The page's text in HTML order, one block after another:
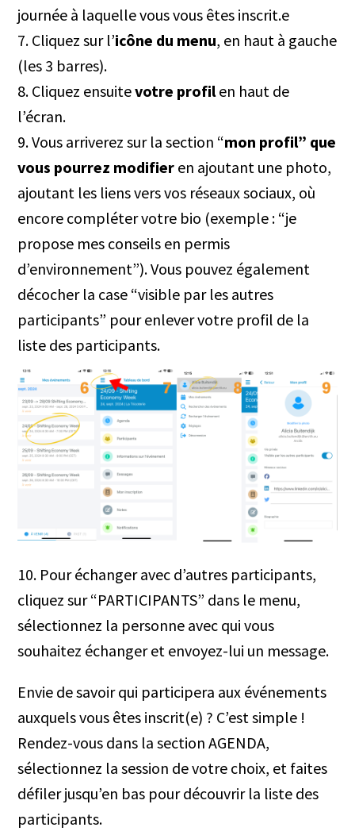
journée à laquelle vous vous êtes inscrit.e
7. Cliquez sur l’icône du menu, en haut à gauche
(les 3 barres).
8. Cliquez ensuitevotre profil en haut de
l’écran.
9. Vous arriverez sur la section “mon profil” que
vous pourrez modifier en ajoutant une photo,
ajoutant les liens vers vos réseaux sociaux, où
encore compléter votre bio (exemple : “je
propose mes conseils en permis
d’environnement”). Vous pouvez également
décocher la case “visible par les autres
participants” pour enlever votre profil de la
liste des participants.
10. Pour échanger avec d’autres participants,
cliquez sur “PARTICIPANTS” dans le menu,
sélectionnez la personne avec qui vous
souhaitez échanger et envoyez-lui un message.
Envie de savoir qui participera aux événements
auxquels vous êtes inscrit(e) ? C’est simple !
Rendez-vous dans la section AGENDA,
sélectionnez la session de votre choix, et faites
défiler jusqu’en bas pour découvrir la liste des
participants.